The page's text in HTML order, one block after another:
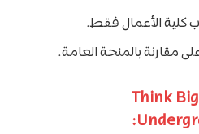
كلية الأعمال فقط.
مقارنة بالمنحة العامة.
3. Think